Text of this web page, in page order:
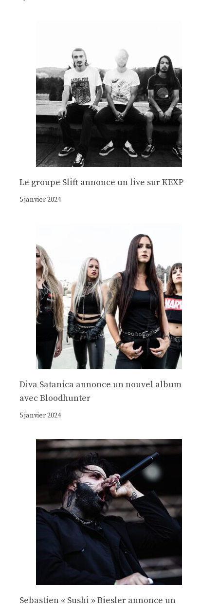
Le groupe Slift annonce un live sur KEXP
5 janvier 2024
Diva Satanica annonce un nouvel album
avec Bloodhunter
5 janvier 2024
Sebastien « Sushi » Biesler annonce un